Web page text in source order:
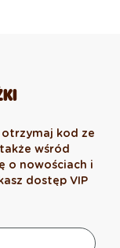
kod ze
wśród
o nowościach i
dostęp VIP